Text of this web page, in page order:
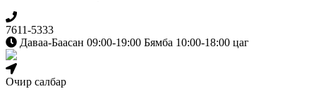
7611-5333
Даваа-Баасан 09:00-19:00 Бямба 10:00-18:00 цаг
Очир салбар